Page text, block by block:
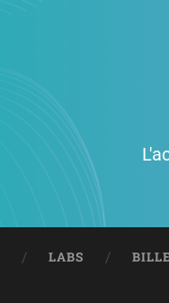
LABS